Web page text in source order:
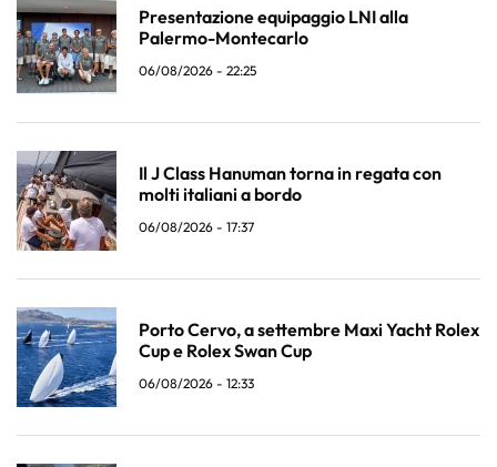
Presentazione equipaggio LNI alla
Palermo-Montecarlo
06/08/2026 - 22:25
Il J Class Hanuman torna in regata con
molti italiani a bordo
06/08/2026 - 17:37
Porto Cervo, a settembre Maxi Yacht Rolex
Cup e Rolex Swan Cup
06/08/2026 - 12:33